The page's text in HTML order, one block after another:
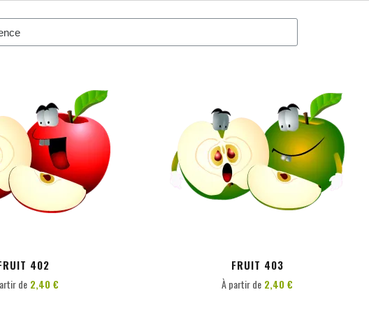
402
de 2,40 €
FRUIT 403
PERSONNALISER
À partir de 2,40 €